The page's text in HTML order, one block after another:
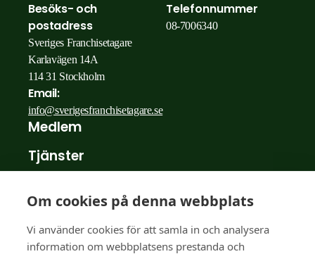
Om cookies på denna webbplats
Vi använder cookies för att samla in och analysera
information om webbplatsens prestanda och
Besöks- och
postadress
Sveriges Franchisetagare
Karlavägen 14A
114 31 Stockholm
Email:
info@sverigesfranchisetagare.se
Telefonnummer
08-7006340
Medlem
Tjänster
Medlemsberättelser
För franchisegivare